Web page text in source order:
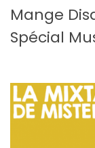
Mange
Spécial